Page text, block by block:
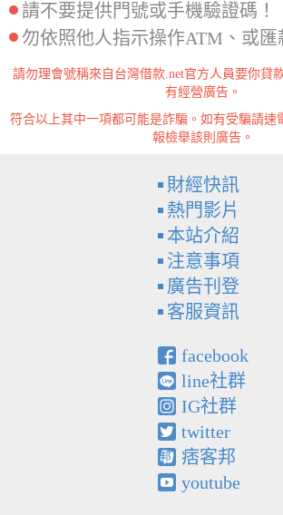
請不要提供門號或手機驗證碼！
勿依照他人指示操作ATM、或匯
請勿理會號稱來自台灣借款.net官方人員要你貸
有經營廣告。
符合以上其中一項都可能是詐騙。如有受騙請速
報檢舉該則廣告。
財經快訊
熱門影片
本站介紹
注意事項
廣告刊登
客服資訊
facebook
line社群
IG社群
twitter
痞客邦
youtube